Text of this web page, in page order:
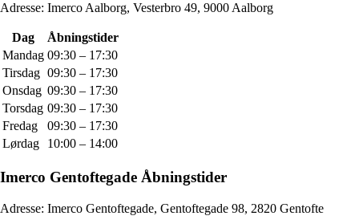
Adresse: Imerco Aalborg, Vesterbro 49, 9000 Aalborg
Dag
Åbningstider
Mandag 09:30 – 17:30
Tirsdag 09:30 – 17:30
Onsdag 09:30 – 17:30
Torsdag 09:30 – 17:30
Fredag
09:30 – 17:30
Lørdag
10:00 – 14:00
Imerco Gentoftegade Åbningstider
Adresse: Imerco Gentoftegade, Gentoftegade 98, 2820 Gentofte